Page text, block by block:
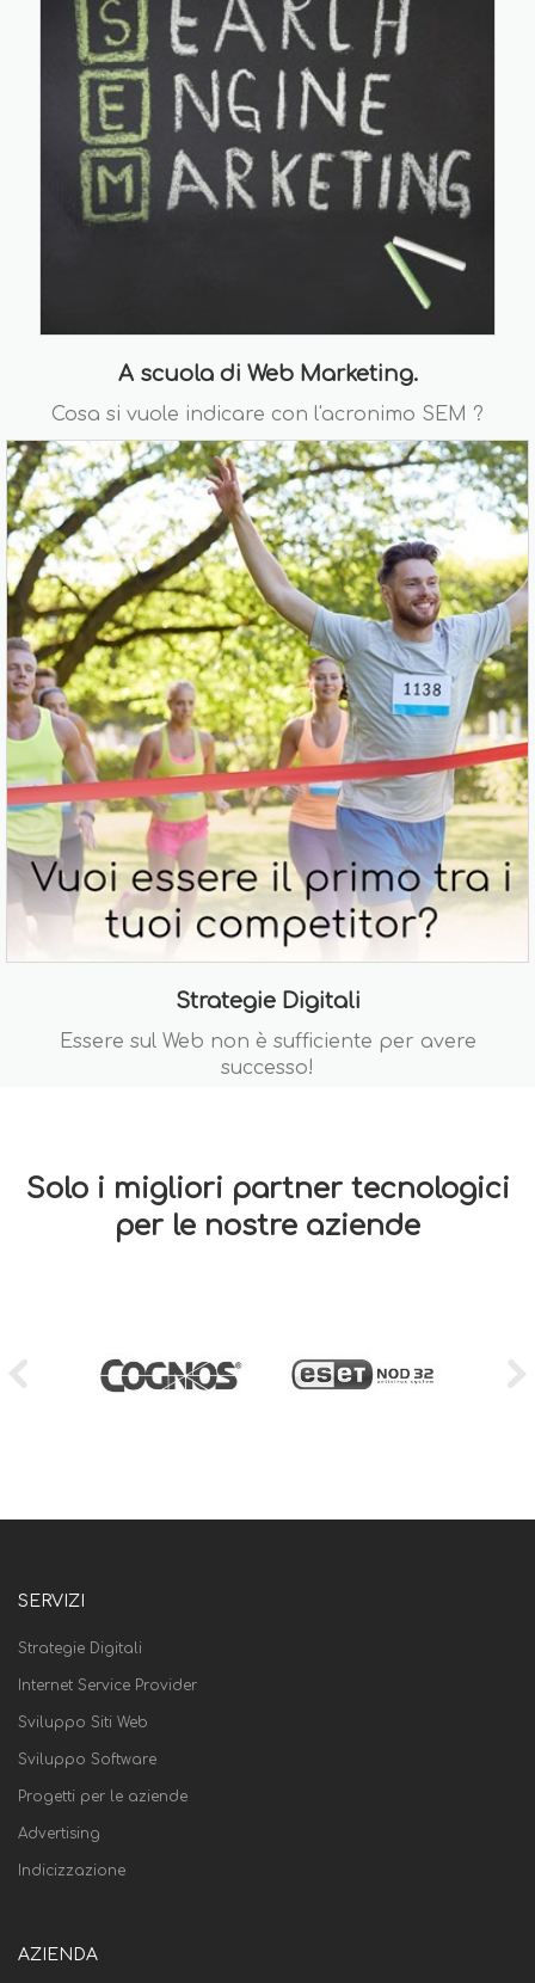
A scuola di Web Marketing.
Cosa si vuole indicare con l'acronimo SEM ?
Strategie Digitali
Essere sul Web non è sufficiente per avere
successo!
Solo i migliori partner tecnologici
per le nostre aziende
SERVIZI
Strategie Digitali
Internet Service Provider
Sviluppo Siti Web
Sviluppo Software
Progetti per le aziende
Advertising
Indicizzazione
AZIENDA